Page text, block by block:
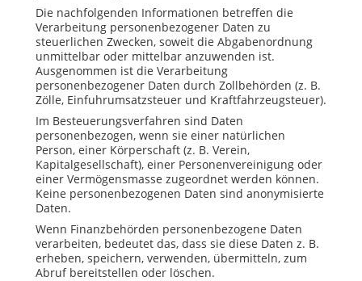
Die nachfolgenden Informationen betreffen die
Verarbeitung personenbezogener Daten zu
steuerlichen Zwecken, soweit die Abgabenordnung
unmittelbar oder mittelbar anzuwenden ist.
Ausgenommen ist die Verarbeitung
personenbezogener Daten durch Zollbehörden (z. B.
Zölle, Einfuhrumsatzsteuer und Kraftfahrzeugsteuer).
Im Besteuerungsverfahren sind Daten
personenbezogen, wenn sie einer natürlichen
Person, einer Körperschaft (z. B. Verein,
Kapitalgesellschaft), einer Personenvereinigung oder
einer Vermögensmasse zugeordnet werden können.
Keine personenbezogenen Daten sind anonymisierte
Daten.
Wenn Finanzbehörden personenbezogene Daten
verarbeiten, bedeutet das, dass sie diese Daten z. B.
erheben, speichern, verwenden, übermitteln, zum
Abruf bereitstellen oder löschen.